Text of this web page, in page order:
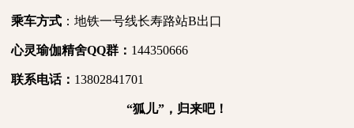
乘车方式 ：地铁一号线长寿路站B出口
心灵瑜伽精舍QQ群： 144350666
联系电话： 13802841701
“狐儿”，归来吧！